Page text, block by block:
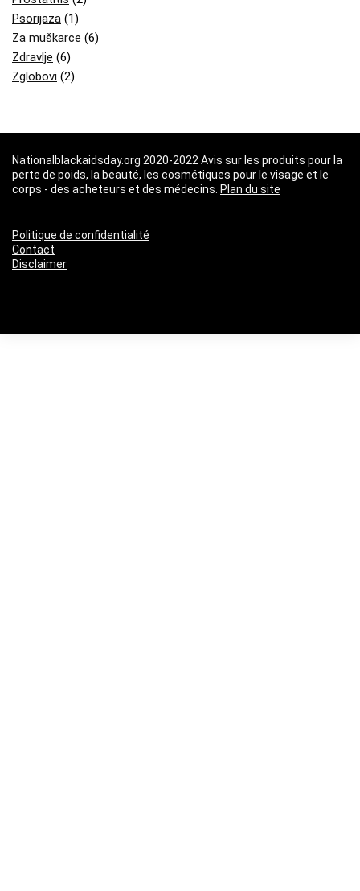
Psorijaza (1)
Za muškarce (6)
Zdravlje (6)
Zglobovi (2)
Nationalblackaidsday.org 2020-2022 Avis sur les produits pour la
perte de poids, la beauté, les cosmétiques pour le visage et le
corps - des acheteurs et des médecins. Plan du site
Politique de confidentialité
Contact
Disclaimer